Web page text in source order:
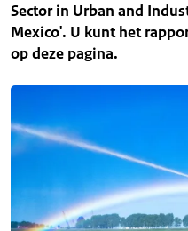
Sector in Urban and
Mexico'. U kunt het
op deze pagina.